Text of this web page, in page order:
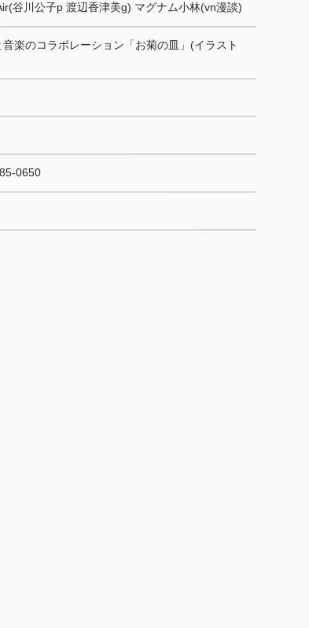
谷川公子p 渡辺香津美g) マグナム小林(vn漫談)
楽のコラボレーション「お菊の皿」(イラスト
0650